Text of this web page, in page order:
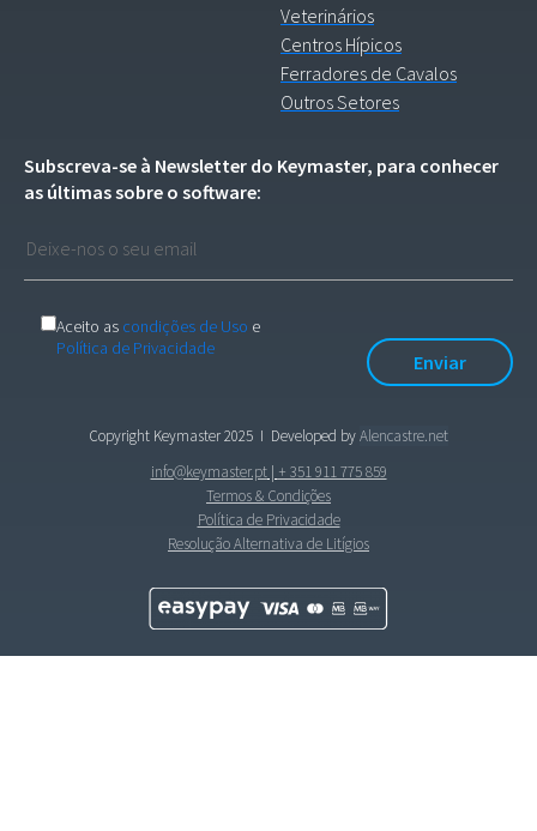
Veterinários
Centros Hípicos
Ferradores de Cavalos
Outros Setores
Subscreva-se à Newsletter do Keymaster, para conhecer
as últimas sobre o software:
Aceito as condições de Uso e
Política de Privacidade
Copyright Keymaster 2025 I Developed byAlencastre.net
info@keymaster.pt| + 351 911 775 859
Termos & Condições
Política de Privacidade
Resolução Alternativa de Litígios